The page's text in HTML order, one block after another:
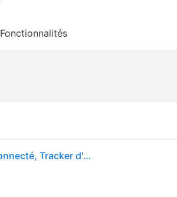
Fonctionnalités
Forever SB-50 Fitband - Bracelet de fitness connecté, Tracker d'activité et de fréquence cardiaque, Discret et léger, Pression artérielle, Noir